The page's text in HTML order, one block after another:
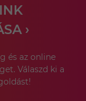
›
és az online
Válaszd ki a